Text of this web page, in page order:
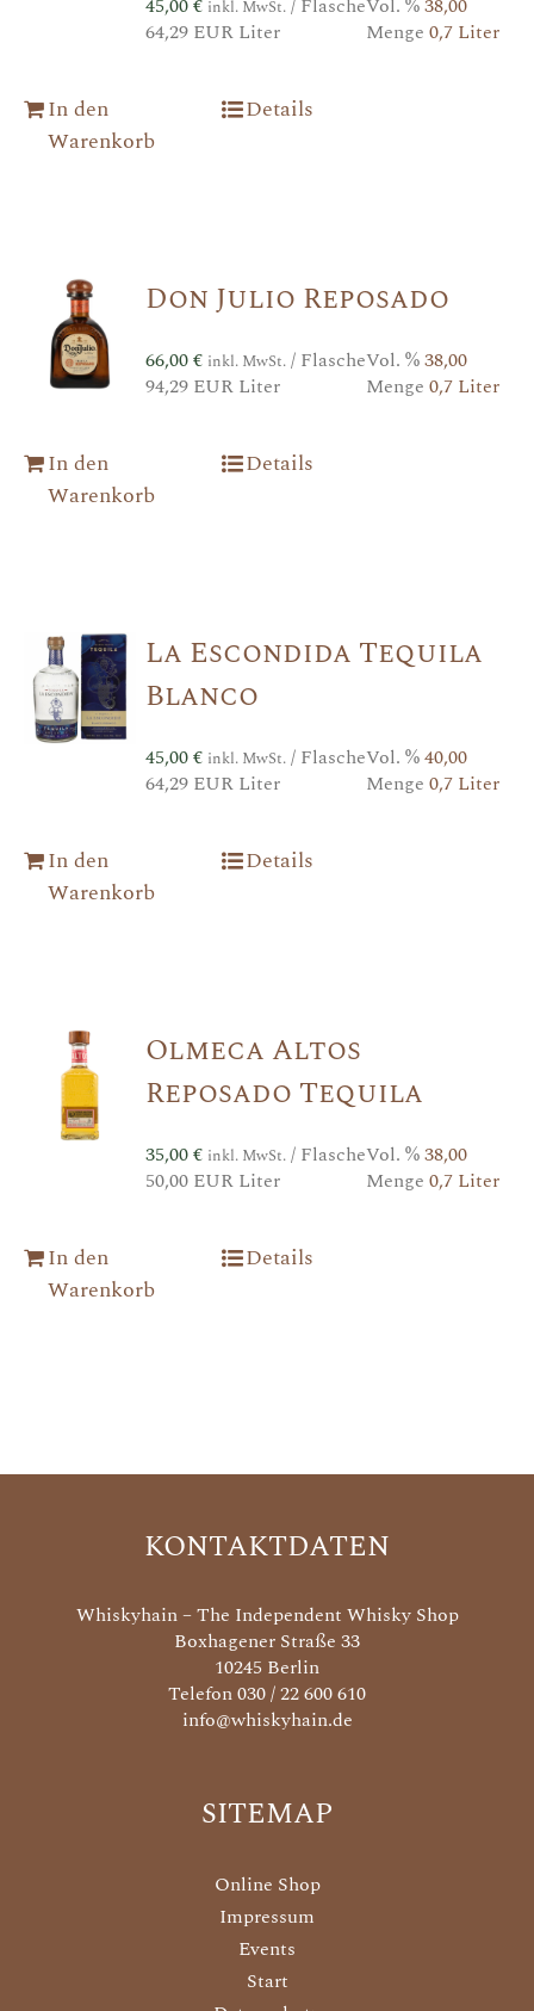
inkl. MwSt.
64,29 EUR Liter
Menge 0,7 Liter
In den
Warenkorb
Details
Don Julio Reposado
66,00€ inkl. MwSt./ Flasche
94,29 EUR Liter
Vol. %38,00
Menge 0,7 Liter
In den
Warenkorb
Details
La Escondida Tequila
Blanco
45,00€ inkl. MwSt./ Flasche
64,29 EUR Liter
Vol. %40,00
Menge 0,7 Liter
In den
Warenkorb
Details
Olmeca Altos
Reposado Tequila
35,00€ inkl. MwSt./ Flasche
50,00 EUR Liter
Vol. %38,00
Menge 0,7 Liter
In den
Warenkorb
Details
KONTAKTDATEN
Whiskyhain – The Independent Whisky Shop
Boxhagener Straße 33
10245 Berlin
Telefon 030 / 22 600 610
info@whiskyhain.de
SITEMAP
Online Shop
Impressum
Events
Start